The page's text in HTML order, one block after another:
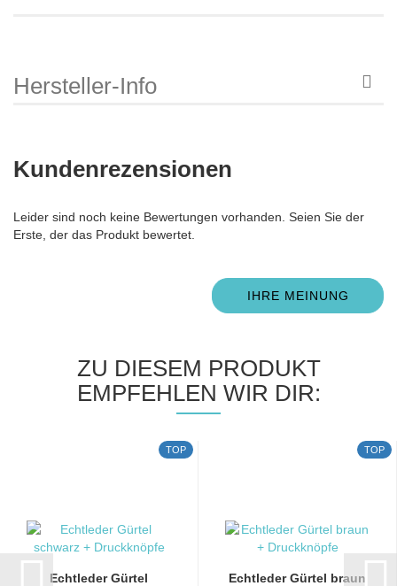
Hersteller-Info
Kundenrezensionen
Leider sind noch keine Bewertungen vorhanden. Seien Sie der
Erste, der das Produkt bewertet.
IHRE MEINUNG
ZU DIESEM PRODUKT
EMPFEHLEN WIR DIR:
TOP
Echtleder Gürtel
TOP
Echtleder Gürtel braun